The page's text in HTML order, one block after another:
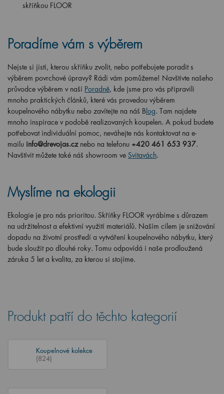
skříňkou FLOOR
Poradíme vám s výběrem
Nejste si jisti, kterou skříňku zvolit, nebo potřebujete poradit s
výběrem povrchové úpravy? Rádi vám pomůžeme! Navštivte našeho
průvodce výběrem v naší Poradně, kde jsme pro vás připravili
mnoho praktických článků, které vás provedou výběrem
koupelnového nábytku nebo zavítejte na náš Blog. Tam najdete
mnoho inspirace v podobě realizovaných koupelen. A pokud budete
potřebovat individuální pomoc, neváhejte nás kontaktovat na e-
mailu info@drevojas.cz nebo na telefonu +420 461 653 937.
Navštívit můžete také náš showroom ve Svitavách.
Myslíme na ekologii
Ekologie je pro nás prioritou. Skříňky FLOOR vyrábíme s důrazem
na udržitelnost a efektivní využití materiálů. Naším cílem je snižování
dopadu na životní prostředí a vytváření koupelnového nábytku, který
bude sloužit po dlouhé roky. Tomu odpovídá i naše prodloužená
záruka 5 let a kvalita, za kterou si stojíme.
Produkt patří do těchto kategorií
Koupelnové kolekce
(824)